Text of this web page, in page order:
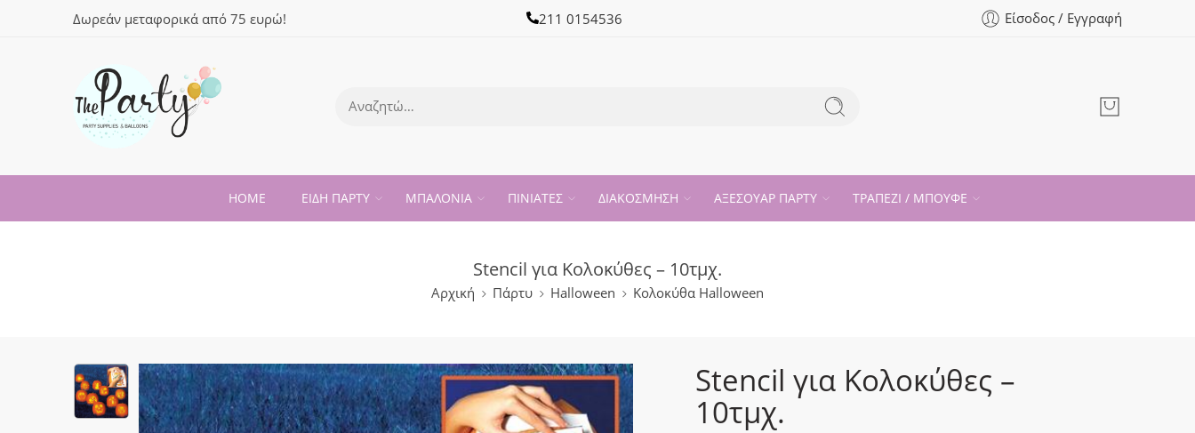
Δωρεάν μεταφορικά από 75 ευρώ! 211 0154536 Είσοδος / Εγγραφή
HOME ΕΙΔΗ ΠΑΡΤΥ ΜΠΑΛΟΝΙΑ ΠΙΝΙΑΤΕΣ ΔΙΑΚΟΣΜΗΣΗ ΑΞΕΣΟΥΑΡ ΠΑΡΤΥ ΤΡΑΠΕΖΙ / ΜΠΟΥΦΕ
Stencil για Κολοκύθες – 10τμχ.
Αρχική Πάρτυ Halloween Κολοκύθα Halloween
Stencil για Κολοκύθες –
10τμχ.